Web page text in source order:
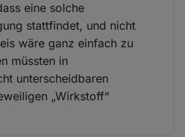
eine solche
stattfindet, und nicht
wäre ganz einfach zu
müssten in
unterscheidbaren
„Wirkstoff“